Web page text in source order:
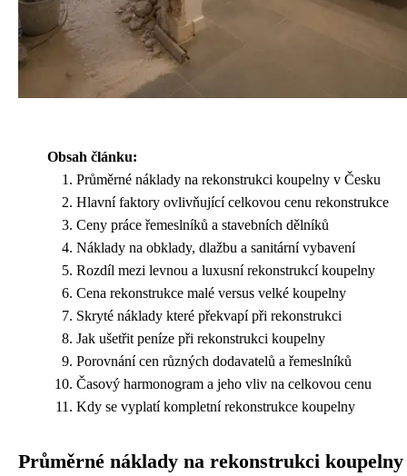
Obsah článku:
Průměrné náklady na rekonstrukci koupelny v Česku
Hlavní faktory ovlivňující celkovou cenu rekonstrukce
Ceny práce řemeslníků a stavebních dělníků
Náklady na obklady, dlažbu a sanitární vybavení
Rozdíl mezi levnou a luxusní rekonstrukcí koupelny
Cena rekonstrukce malé versus velké koupelny
Skryté náklady které překvapí při rekonstrukci
Jak ušetřit peníze při rekonstrukci koupelny
Porovnání cen různých dodavatelů a řemeslníků
Časový harmonogram a jeho vliv na celkovou cenu
Kdy se vyplatí kompletní rekonstrukce koupelny
Průměrné náklady na rekonstrukci koupelny